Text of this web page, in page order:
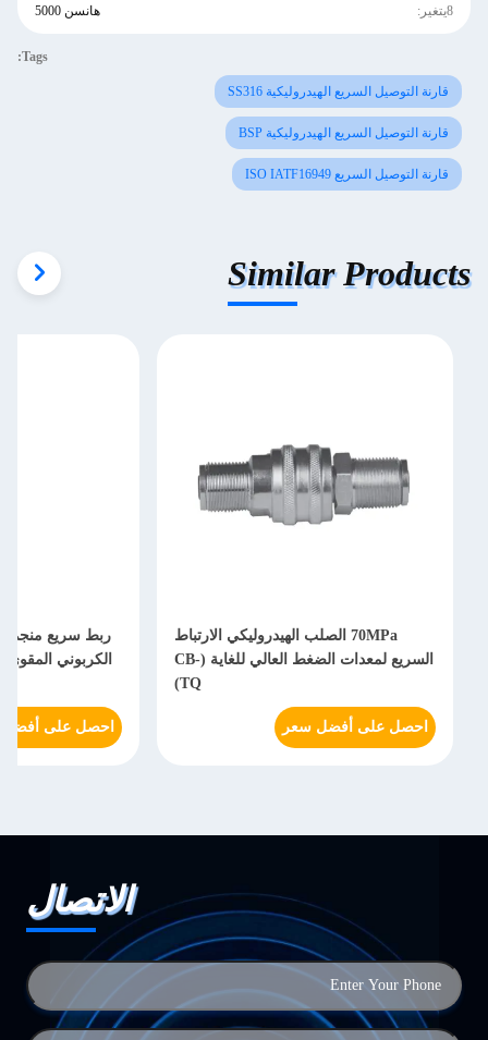
8يتغير: هانسن 5000
Tags:
قارنة التوصيل السريع الهيدروليكية SS316
قارنة التوصيل السريع الهيدروليكية BSP
قارنة التوصيل السريع ISO IATF16949
Similar Products
70MPa الصلب الهيدروليكي الارتباط
السريع لمعدات الضغط العالي للغاية (CB-
TQ)
احصل على أفضل سعر احصل على
الاتصال